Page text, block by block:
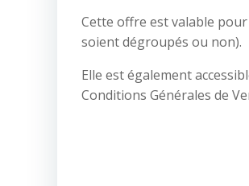
Cette offre est valable pour
soient dégroupés ou non).
Elle est également
Conditions Générales de